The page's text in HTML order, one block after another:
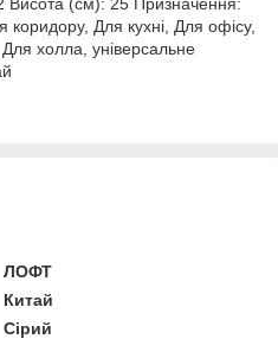
коридору, Для кухні, Для офісу,
холла, універсальне
ЛОФТ
Китай
Сірий